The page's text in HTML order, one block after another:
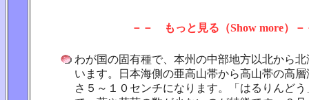
－－ もっと見る（Show more）－
わが国の固有種で、本州の中部地方以北から
います。日本海側の亜高山帯から高山帯の高
さ５～１０センチになります。「はるりんど